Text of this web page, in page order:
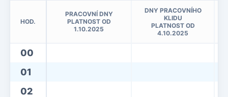
HOD.
PRACOVNÍ DNY
PLATNOST OD
1.10.2025
DNY PRACOVNÍHO
KLIDU
PLATNOST OD
4.10.2025
00
01
02